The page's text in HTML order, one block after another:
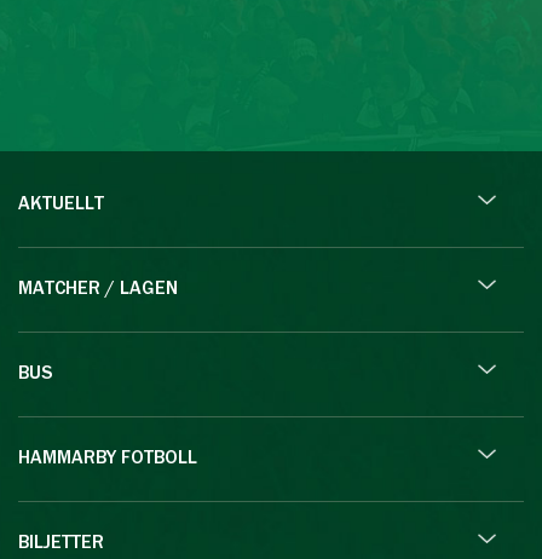
AKTUELLT
MATCHER / LAGEN
BUS
HAMMARBY FOTBOLL
BILJETTER